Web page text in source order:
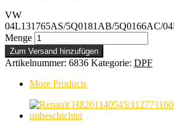
VW
04L131765AS/5Q0181AB/5Q0166AC/
Menge
Zum Versand hinzufügen
Artikelnummer: 6836 Kategorie: DPF
More Products